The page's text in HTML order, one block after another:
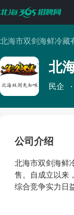
北海市双剑海鲜冷藏
北
民企
公司介绍
北海市双剑海鲜
售。自成立以来
综合竞争实力日